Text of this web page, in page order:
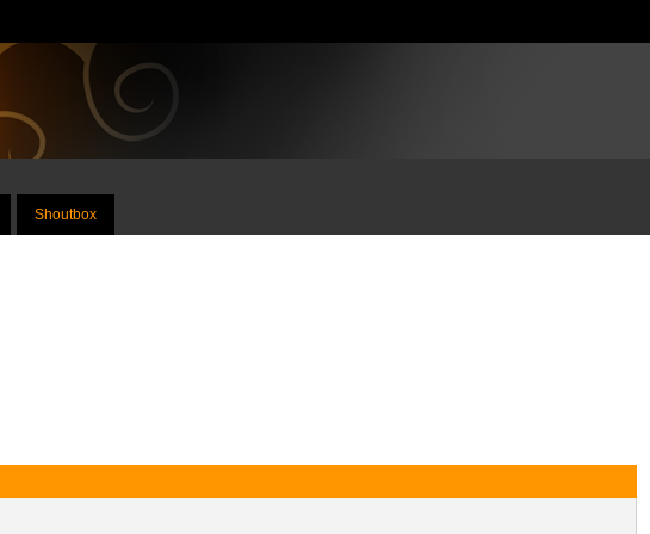
Shoutbox